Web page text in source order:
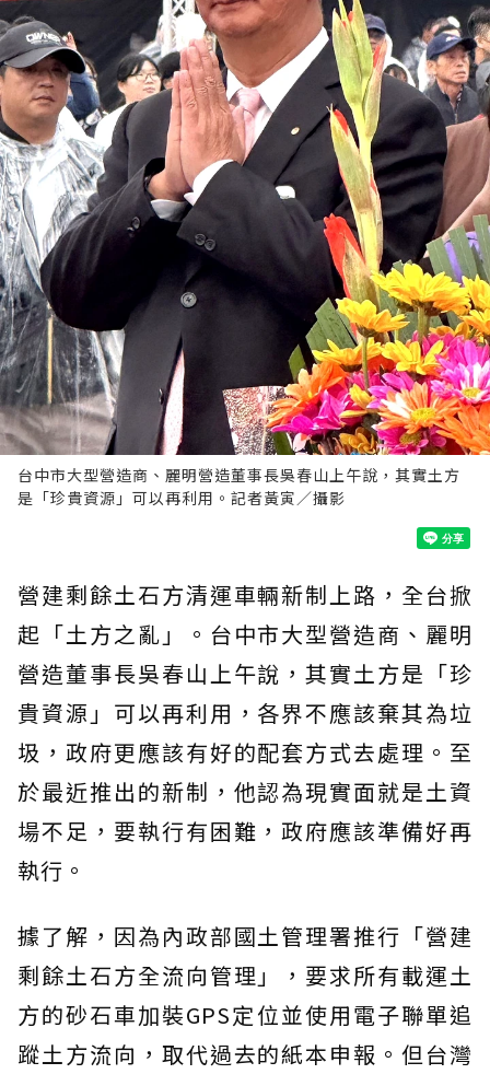
台中市大型營造商、麗明營造董事長吳春山上午說，其實土方
是「珍貴資源」可以再利用。記者黃寅／攝影
營建剩餘土石方清運車輛新制上路，全台掀
起「土方之亂」。台中市大型營造商、麗明
營造董事長吳春山上午說，其實土方是「珍
貴資源」可以再利用，各界不應該棄其為垃
圾，政府更應該有好的配套方式去處理。至
於最近推出的新制，他認為現實面就是土資
場不足，要執行有困難，政府應該準備好再
執行。
據了解，因為內政部國土管理署推行「營建
剩餘土石方全流向管理」，要求所有載運土
方的砂石車加裝GPS定位並使用電子聯單追
蹤土方流向，取代過去的紙本申報。但台灣